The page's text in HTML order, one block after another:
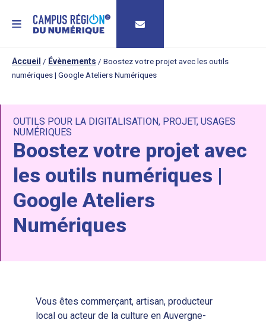
MENU
Accueil / Évènements / Boostez votre projet avec les outils
numériques | Google Ateliers Numériques
OUTILS POUR LA DIGITALISATION, PROJET, USAGES
NUMÉRIQUES
Boostez votre projet avec
les outils numériques |
Google Ateliers
Numériques
Vous êtes commerçant, artisan, producteur
local ou acteur de la culture en Auvergne-